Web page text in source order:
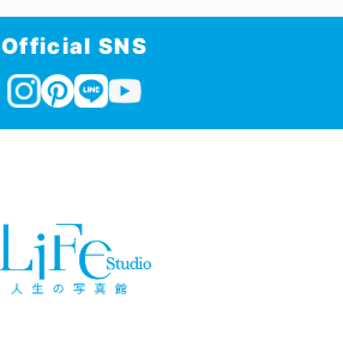
Official SNS